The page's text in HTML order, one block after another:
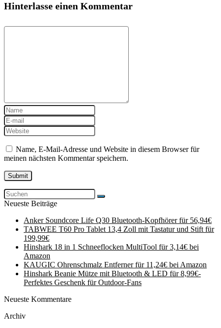
Hinterlasse einen Kommentar
Name, E-Mail-Adresse und Website in diesem Browser für
meinen nächsten Kommentar speichern.
Neueste Beiträge
Anker Soundcore Life Q30 Bluetooth-Kopfhörer für 56,94€
TABWEE T60 Pro Tablet 13,4 Zoll mit Tastatur und Stift für
199,99€
Hinshark 18 in 1 Schneeflocken MultiTool für 3,14€ bei
Amazon
KAUGIC Ohrenschmalz Entferner für 11,24€ bei Amazon
Hinshark Beanie Mütze mit Bluetooth & LED für 8,99€-
Perfektes Geschenk für Outdoor-Fans
Neueste Kommentare
Archiv